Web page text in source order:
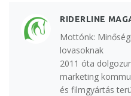
RIDERLINE
Mottónk:
lovasoknak
2011 óta
marketing
és filmgyártás